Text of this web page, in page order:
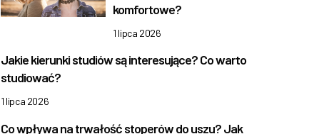
komfortowe?
1 lipca 2026
Jakie kierunki studiów są interesujące? Co warto
studiować?
1 lipca 2026
Co wpływa na trwałość stoperów do uszu? Jak